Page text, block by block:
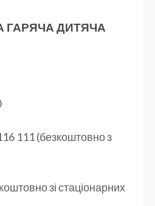
ГАРЯЧА ДИТЯЧА
111 (безкоштовно з
зі стаціонарних